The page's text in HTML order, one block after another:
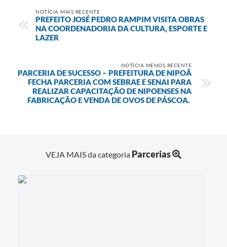
NOTÍCIA MAIS RECENTE
PREFEITO JOSÉ PEDRO RAMPIM VISITA OBRAS
NA COORDENADORIA DA CULTURA, ESPORTE E
LAZER
NOTÍCIA MENOS RECENTE
PARCERIA DE SUCESSO – PREFEITURA DE NIPOÃ
FECHA PARCERIA COM SEBRAE E SENAI PARA
REALIZAR CAPACITAÇÃO DE NIPOENSES NA
FABRICAÇÃO E VENDA DE OVOS DE PÁSCOA.
VEJA MAIS da categoria Parcerias